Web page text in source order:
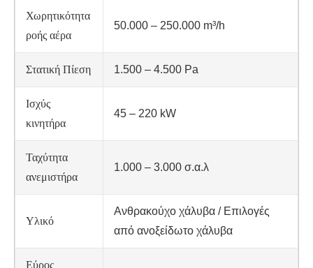
Χωρητικότητα
ροής αέρα
50.000 – 250.000 m³/h
Στατική Πίεση 1.500 – 4.500 Pa
Ισχύς
κινητήρα
45 – 220 kW
Ταχύτητα
ανεμιστήρα
1.000 – 3.000 σ.α.λ
Υλικό
Ανθρακούχο χάλυβα / Επιλογές
από ανοξείδωτο χάλυβα
Εύρος